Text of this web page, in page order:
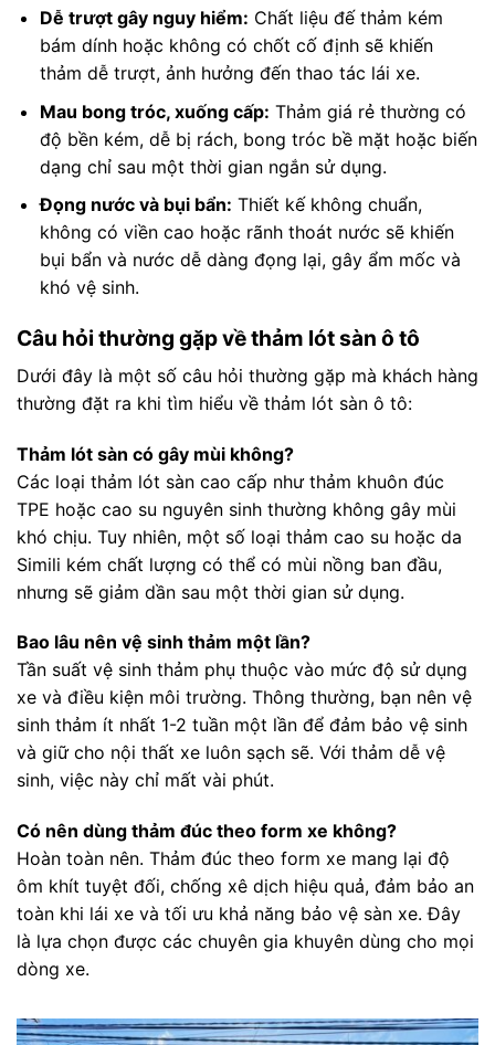
Dễ trượt gây nguy hiểm: Chất liệu đế thảm kém
bám dính hoặc không có chốt cố định sẽ khiến
thảm dễ trượt, ảnh hưởng đến thao tác lái xe.
Mau bong tróc, xuống cấp: Thảm giá rẻ thường có
độ bền kém, dễ bị rách, bong tróc bề mặt hoặc biến
dạng chỉ sau một thời gian ngắn sử dụng.
Đọng nước và bụi bẩn: Thiết kế không chuẩn,
không có viền cao hoặc rãnh thoát nước sẽ khiến
bụi bẩn và nước dễ dàng đọng lại, gây ẩm mốc và
khó vệ sinh.
Câu hỏi thường gặp về thảm lót sàn ô tô
Dưới đây là một số câu hỏi thường gặp mà khách hàng
thường đặt ra khi tìm hiểu về thảm lót sàn ô tô:
Thảm lót sàn có gây mùi không?
Các loại thảm lót sàn cao cấp như thảm khuôn đúc
TPE hoặc cao su nguyên sinh thường không gây mùi
khó chịu. Tuy nhiên, một số loại thảm cao su hoặc da
Simili kém chất lượng có thể có mùi nồng ban đầu,
nhưng sẽ giảm dần sau một thời gian sử dụng.
Bao lâu nên vệ sinh thảm một lần?
Tần suất vệ sinh thảm phụ thuộc vào mức độ sử dụng
xe và điều kiện môi trường. Thông thường, bạn nên vệ
sinh thảm ít nhất 1-2 tuần một lần để đảm bảo vệ sinh
và giữ cho nội thất xe luôn sạch sẽ. Với thảm dễ vệ
sinh, việc này chỉ mất vài phút.
Có nên dùng thảm đúc theo form xe không?
Hoàn toàn nên. Thảm đúc theo form xe mang lại độ
ôm khít tuyệt đối, chống xê dịch hiệu quả, đảm bảo an
toàn khi lái xe và tối ưu khả năng bảo vệ sàn xe. Đây
là lựa chọn được các chuyên gia khuyên dùng cho mọi
dòng xe.